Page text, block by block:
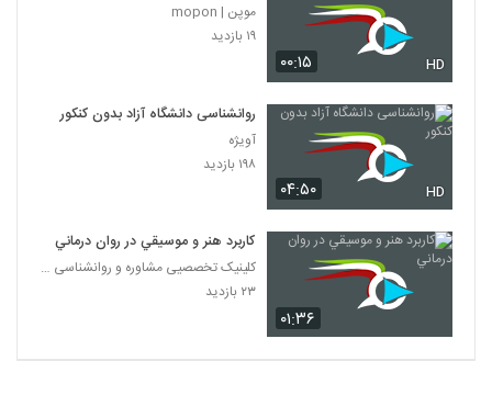
۰۰:۱۵ HD
موپن | mopon
۱۹ بازدید
۰۴:۵۰ HD
روانشناسی دانشگاه آزاد بدون کنکور
آویژه
۱۹۸ بازدید
۰۱:۳۶
كاربرد هنر و موسيقي در روان درماني
کلینیک تخصصیی مشاوره و روانشناسی خانواده ایرانی
۲۳ بازدید